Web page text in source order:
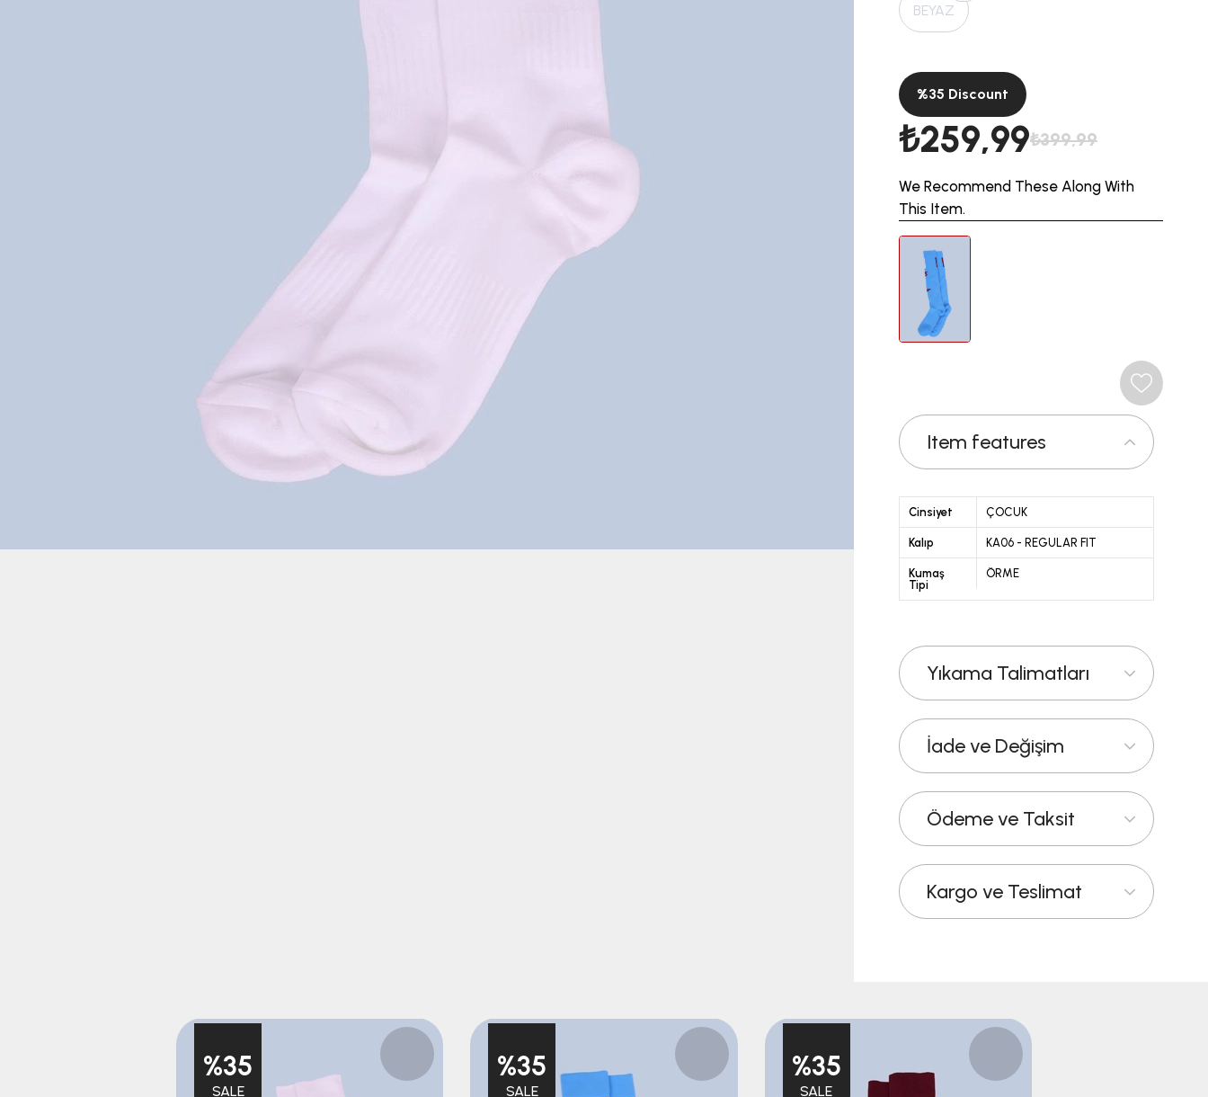
BEYAZ
%35 Discount
₺399,99
₺259,99
We Recommend These Along With
This Item.
Item features
Cinsiyet ÇOCUK
Kalıp KA06 - REGULAR FIT
Kumaş
Tipi
ÖRME
Yıkama Talimatları
İade ve Değişim
Ödeme ve Taksit
Kargo ve Teslimat
%35
SALE
%35
SALE
%35
SALE